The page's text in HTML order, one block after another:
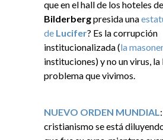
que en el hall de los hoteles
Bilderbergpresida una
de Lucifer? Es la corrupción
institucionalizada (la
instituciones) y no un virus, la
problema que vivimos.
NUEVO ORDEN MUNDIAL
cristianismo se está